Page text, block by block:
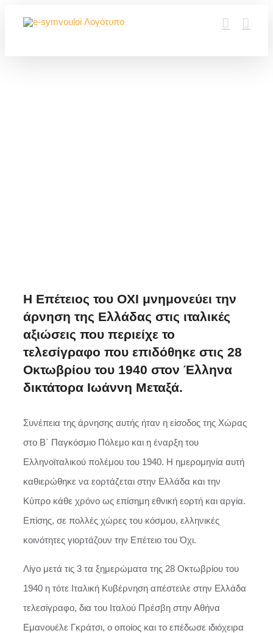
Η Επέτειος του ΟΧΙ μνημονεύει την
άρνηση της Ελλάδας στις ιταλικές
αξιώσεις που περιείχε το
τελεσίγραφο που επιδόθηκε στις 28
Οκτωβρίου του 1940 στον Έλληνα
δικτάτορα Ιωάννη Μεταξά.
Συνέπεια της άρνησης αυτής ήταν η είσοδος της Χώρας
στο Β΄ Παγκόσμιο Πόλεμο και η έναρξη του
Ελληνοϊταλικού πολέμου του 1940. Η ημερομηνία αυτή
καθιερώθηκε να εορτάζεται στην Ελλάδα και την
Κύπρο κάθε χρόνο ως επίσημη εθνική εορτή και αργία.
Επίσης, σε πολλές χώρες του κόσμου, ελληνικές
κοινότητες γιορτάζουν την Επέτειο του Όχι.
Λίγο μετά τις 3 τα ξημερώματα της 28 Οκτωβρίου του
1940 η τότε Ιταλική Κυβέρνηση απέστειλε στην Ελλάδα
τελεσίγραφο, δια του Ιταλού Πρέσβη στην Αθήνα
Εμανουέλε Γκράτσι, ο οποίος και το επέδωσε ιδιόχειρα